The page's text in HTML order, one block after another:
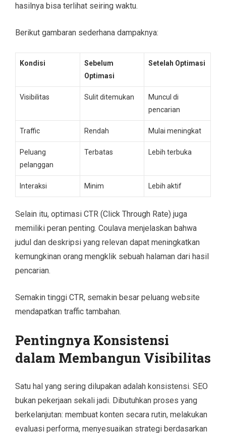
hasilnya bisa terlihat seiring waktu.
Berikut gambaran sederhana dampaknya:
Kondisi
Sebelum
Optimasi
Setelah Optimasi
Visibilitas Sulit ditemukan
Muncul di
pencarian
Traffic Rendah Mulai meningkat
Peluang
pelanggan
Terbatas Lebih terbuka
Interaksi Minim Lebih aktif
Selain itu, optimasi CTR (Click Through Rate) juga
memiliki peran penting. Coulava menjelaskan bahwa
judul dan deskripsi yang relevan dapat meningkatkan
kemungkinan orang mengklik sebuah halaman dari hasil
pencarian.
Semakin tinggi CTR, semakin besar peluang website
mendapatkan traffic tambahan.
Pentingnya Konsistensi
dalam Membangun Visibilitas
Satu hal yang sering dilupakan adalah konsistensi. SEO
bukan pekerjaan sekali jadi. Dibutuhkan proses yang
berkelanjutan: membuat konten secara rutin, melakukan
evaluasi performa, menyesuaikan strategi berdasarkan